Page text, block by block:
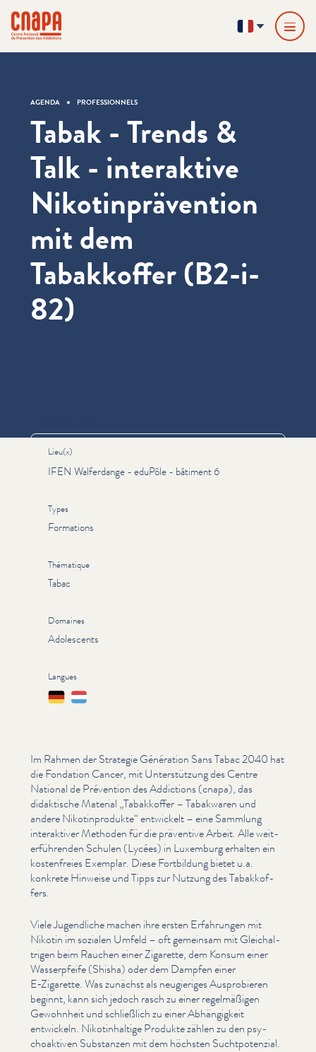
cnapa
FR
AGENDA PROFESSIONNELS
Tabak - Trends &
Talk - interaktive
Nikotinprävention
mit dem
Tabakkoffer (B2-i-
82)
Lieu(x)
IFEN Walferdange - eduPôle - bâtiment 6
Types
Formations
Thématique
Tabac
Domaines
Adolescents
Langues
DeutschLëtzebuergesch
Im Rahmen der Strategie Génération Sans Tabac 2040 hat
die Fondation Cancer, mit Unter­stützung des Centre
National de Prévention des Addictions (cnapa), das
didaktische Material „Tabakkoffer – Tabakwaren und
andere Nikot­in­pro­duk­te“ entwickelt – eine Sammlung
inter­ak­tiv­er Methoden für die präventive Arbeit. Alle weit­
er­führen­den Schulen (Lycées) in Luxemburg erhalten ein
kosten­freies Exemplar. Diese Fortbildung bietet u.a.
konkrete Hinweise und Tipps zur Nutzung des Tabakkof­
fers.
Viele Jugendliche machen ihre ersten Erfahrungen mit
Nikotin im sozialen Umfeld – oft gemeinsam mit Gle­ichal­
tri­gen beim Rauchen einer Zigarette, dem Konsum einer
Wasserpfeife (Shisha) oder dem Dampfen einer
E‑Zigarette. Was zunächst als neugieriges Aus­pro­bieren
beginnt, kann sich jedoch rasch zu einer regelmäßi­gen
Gewohnheit und schließlich zu einer Abhängigkeit
entwickeln. Nikot­in­haltige Produkte zählen zu den psy­
choak­tiv­en Substanzen mit dem höchsten Sucht­poten­zial.